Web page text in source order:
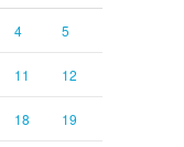
4 5
11 12
18 19